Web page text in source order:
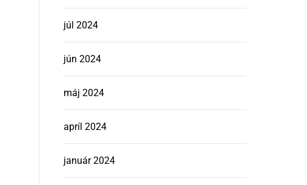
júl 2024
jún 2024
máj 2024
apríl 2024
január 2024